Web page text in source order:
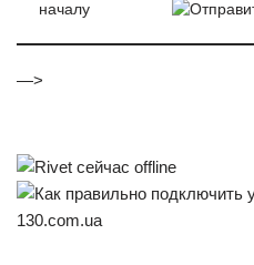
началу
—>